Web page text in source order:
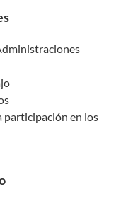
participación en los